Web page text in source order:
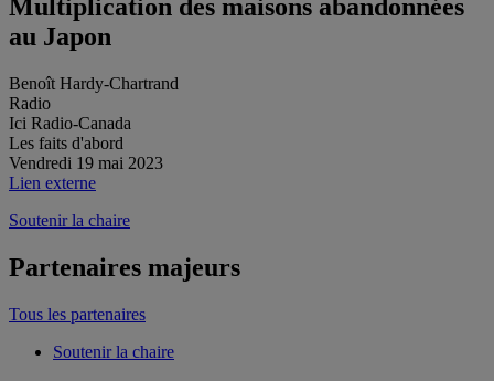
Multiplication des maisons abandonnées
au Japon
Benoît Hardy-Chartrand
Radio
Ici Radio-Canada
Les faits d'abord
Vendredi 19 mai 2023
Lien externe
Soutenir la chaire
Partenaires majeurs
Tous les partenaires
Soutenir la chaire